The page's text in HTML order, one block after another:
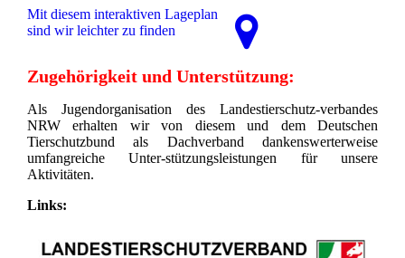
Mit diesem interaktiven La­ge­plan
sind wir leichter zu finden
Zugehörigkeit und Unterstützung:
Als Jugendorganisation des Landestierschutz-verbandes
NRW erhalten wir von diesem und dem Deutschen
Tierschutzbund als Dachverband dankenswerterweise
umfangreiche Unter-stützungsleistungen für unsere
Aktivitäten.
Links: